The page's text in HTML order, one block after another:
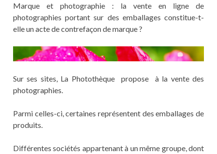
Marque et photographie : la vente en ligne de
photographies portant sur des emballages constitue-t-
elle un acte de contrefaçon de marque ?
Sur ses sites, La Photothèque propose à la vente des
photographies.
Parmi celles-ci, certaines représentent des emballages de
produits.
Différentes sociétés appartenant à un même groupe, dont